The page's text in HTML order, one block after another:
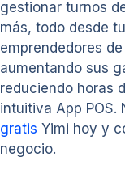
gestionar turnos
más, todo desde
emprendedores
aumentando sus
reduciendo horas
intuitiva App POS.
gratis Yimi hoy y
negocio.